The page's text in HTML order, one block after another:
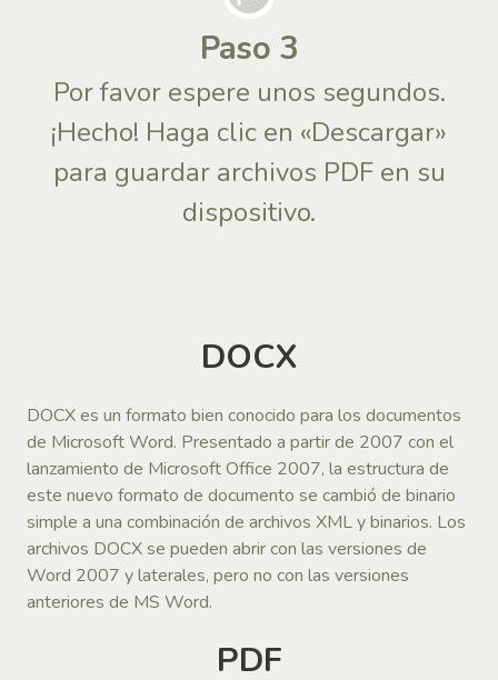
Paso 3
Por favor espere unos segundos.
¡Hecho! Haga clic en «Descargar»
para guardar archivos PDF en su
dispositivo.
DOCX
DOCX es un formato bien conocido para los documentos
de Microsoft Word. Presentado a partir de 2007 con el
lanzamiento de Microsoft Office 2007, la estructura de
este nuevo formato de documento se cambió de binario
simple a una combinación de archivos XML y binarios. Los
archivos DOCX se pueden abrir con las versiones de
Word 2007 y laterales, pero no con las versiones
anteriores de MS Word.
PDF